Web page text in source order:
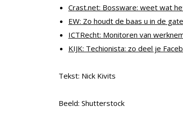
Crast.net: Bossware: weet wat
EW: Zo houdt de baas u in de
ICTRecht: Monitoren van
KIJK: Techionista: zo deel je
Tekst: Nick Kivits
Beeld: Shutterstock